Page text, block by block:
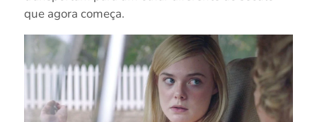
que agora começa.